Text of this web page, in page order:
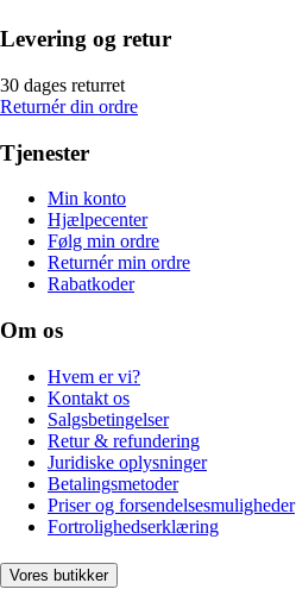
Levering og retur
30 dages returret
Returnér din ordre
Tjenester
Min konto
Hjælpecenter
Følg min ordre
Returnér min ordre
Rabatkoder
Om os
Hvem er vi?
Kontakt os
Salgsbetingelser
Retur & refundering
Juridiske oplysninger
Betalingsmetoder
Priser og forsendelsesmuligheder
Fortrolighedserklæring
Vores butikker